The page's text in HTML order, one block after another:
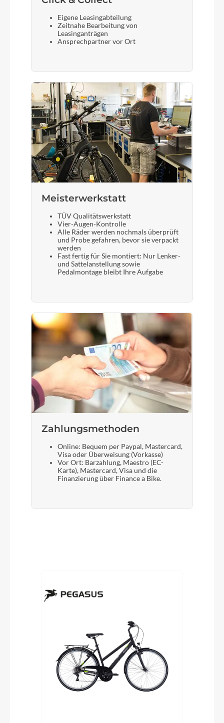
Eigene Leasingabteilung
Zeitnahe Bearbeitung von
Leasinganträgen
Ansprechpartner vor Ort
Meisterwerkstatt
TÜV Qualitätswerkstatt
Vier-Augen-Kontrolle
Alle Räder werden nochmals überprüft
und Probe gefahren, bevor sie verpackt
werden
Fast fertig für Sie montiert: Nur Lenker-
und Sattelanstellung sowie
Pedalmontage bleibt Ihre Aufgabe
Zahlungsmethoden
Online: Bequem per Paypal, Mastercard,
Visa oder Überweisung (Vorkasse)
Vor Ort: Barzahlung, Maestro (EC-
Karte), Mastercard, Visa und die
Finanzierung über Finance a Bike.